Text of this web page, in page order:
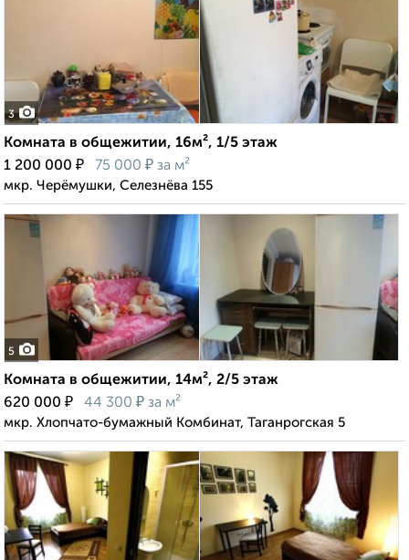
3
Комната в общежитии, 16м², 1/5 этаж
1 200 000 ₽ 75 000 ₽ за м²
мкр. Черёмушки, Селезнёва 155
5
Комната в общежитии, 14м², 2/5 этаж
620 000 ₽ 44 300 ₽ за м²
мкр. Хлопчато-бумажный Комбинат, Таганрогская 5